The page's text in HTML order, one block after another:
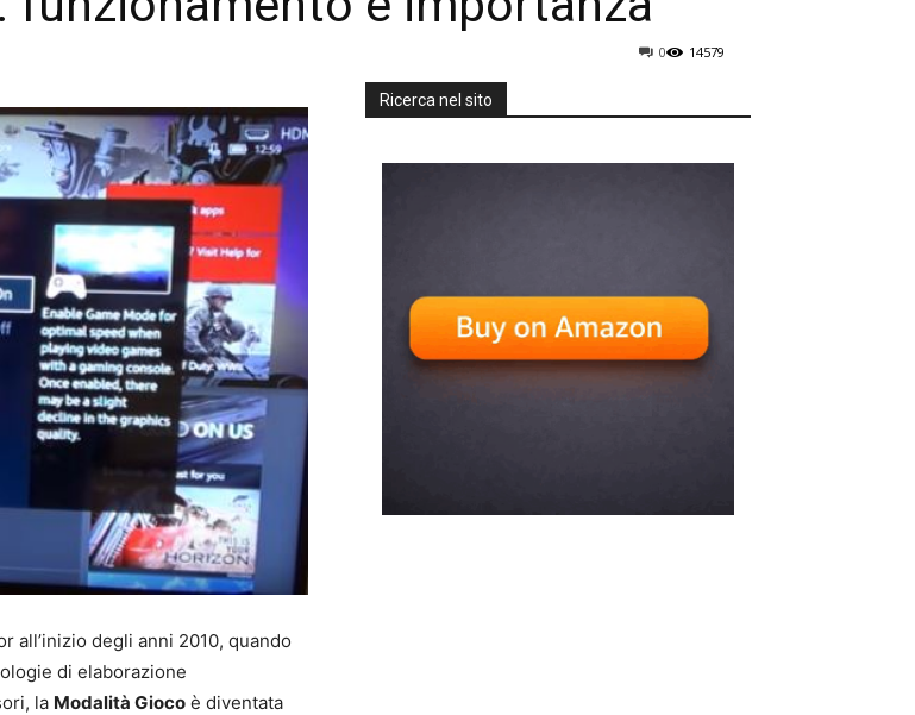
14579
0
all’inizio degli anni 2010, quando
di elaborazione
la Modalità Gioco è diventata
Ricerca nel sito